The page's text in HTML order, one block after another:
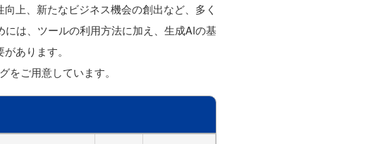
上、新たなビジネス機会の創出など、多く
は、ツールの利用方法に加え、生成AIの基
あります。
ご用意しています。